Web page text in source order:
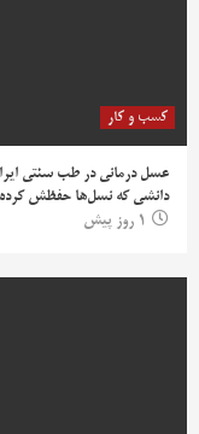
کسب و کار
عسل درمانی در طب سنتی
دانشی که نسل‌ها حفظش
1 روز پیش